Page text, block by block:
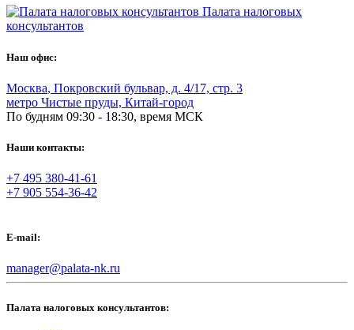
Палата налоговых
консультантов
Наш офис:
Москва, Покровский бульвар, д. 4/17, стр. 3
метро Чистые пруды, Китай-город
По будням 09:30 - 18:30, время МСК
Наши контакты:
+7 495 380-41-61
+7 905 554-36-42
E-mail:
manager@palata-nk.ru
Палата налоговых консультантов: